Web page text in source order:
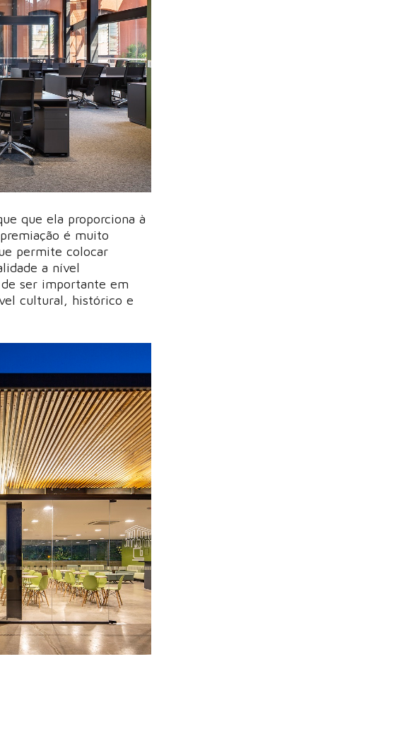
que ela proporciona à
é muito
permite colocar
a nível
ser importante em
cultural, histórico e